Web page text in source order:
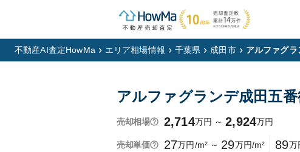
不動産AI査定HowMa エリア相場情報 千葉県 成田市 アルファグ
アルファグランデ成田五
売却相場 2,714万円 ～ 2,924万円
売却単価 27万円/m² ～ 29万円/m² 89万